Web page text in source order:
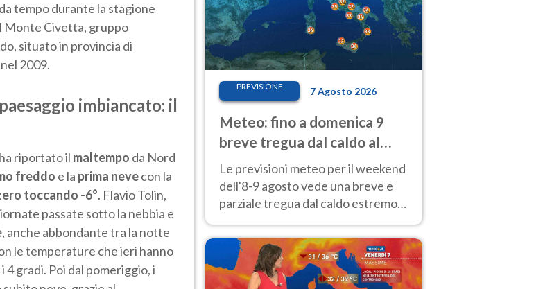
tempo durante la stagione
Monte Civetta, gruppo
situato in provincia di
2009.
imbiancato: il
ha riportato il maltempo da Nord
freddo e la prima nevecon la
toccando -6°. Flavio Tolin,
passate sotto la nebbia e
, anche abbondante tra la notte
le temperature che ieri hanno
gradi. Poi dal pomeriggio, i
PREVISIONE 7 Agosto 2026
Meteo: fino a domenica 9
breve tregua dal caldo al
Nord! Altrove calura e afa
Le previsioni meteo per il weekend
dell'8-9 agosto vede una breve e
parziale tregua dal caldo estremo
40 gradi.